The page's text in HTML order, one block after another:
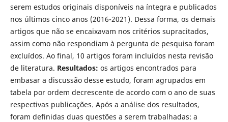
serem estudos originais disponíveis na íntegra e publicados
nos últimos cinco anos (2016-2021). Dessa forma, os demais
artigos que não se encaixavam nos critérios supracitados,
assim como não respondiam à pergunta de pesquisa foram
excluídos. Ao final, 10 artigos foram incluídos nesta revisão
de literatura. Resultados: os artigos encontrados para
embasar a discussão desse estudo, foram agrupados em
tabela por ordem decrescente de acordo com o ano de suas
respectivas publicações. Após a análise dos resultados,
foram definidas duas questões a serem trabalhadas: a